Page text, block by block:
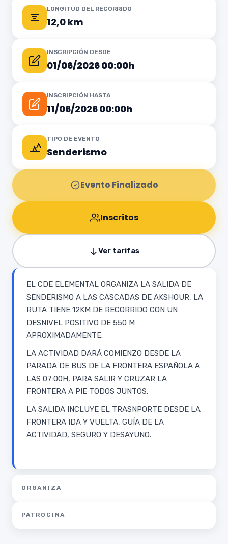
LONGITUD DEL RECORRIDO
12,0 km
INSCRIPCIÓN DESDE
01/06/2026 00:00h
INSCRIPCIÓN HASTA
11/06/2026 00:00h
TIPO DE EVENTO
Senderismo
Evento Finalizado
Inscritos
Ver tarifas
EL CDE ELEMENTAL ORGANIZA LA SALIDA DE
SENDERISMO A LAS CASCADAS DE AKSHOUR, LA
RUTA TIENE 12KM DE RECORRIDO CON UN
DESNIVEL POSITIVO DE 550 M
APROXIMADAMENTE.
LA ACTIVIDAD DARÁ COMIENZO DESDE LA
PARADA DE BUS DE LA FRONTERA ESPAÑOLA A
LAS 07:00H, PARA SALIR Y CRUZAR LA
FRONTERA A PIE TODOS JUNTOS.
LA SALIDA INCLUYE EL TRASNPORTE DESDE LA
FRONTERA IDA Y VUELTA, GUÍA DE LA
ACTIVIDAD, SEGURO Y DESAYUNO.
ORGANIZA
PATROCINA